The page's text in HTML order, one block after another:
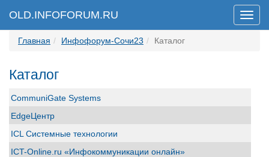
Меню
OLD.INFOFORUM.RU
Главная Инфофорум-Сочи23 Каталог
Каталог
CommuniGate Systems
EdgeЦентр
ICL Системные технологии
ICT-Online.ru «Инфокоммуникации онлайн»